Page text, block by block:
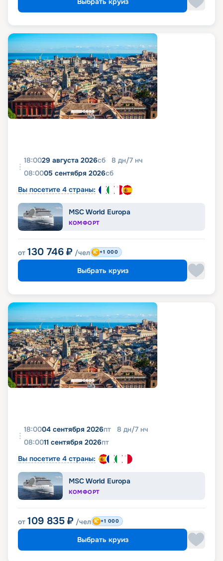
18:0029 августа 2026сб 8 дн/7 нч
08:0005 сентября 2026сб
Вы посетите 4 страны:
MSC World Europa
КОМФОРТ
от 130 746 ₽ /чел +1 000
Выбрать круиз
18:0004 сентября 2026пт 8 дн/7 нч
08:0011 сентября 2026пт
Вы посетите 4 страны:
MSC World Europa
КОМФОРТ
от 109 835 ₽ /чел +1 000
Выбрать круиз